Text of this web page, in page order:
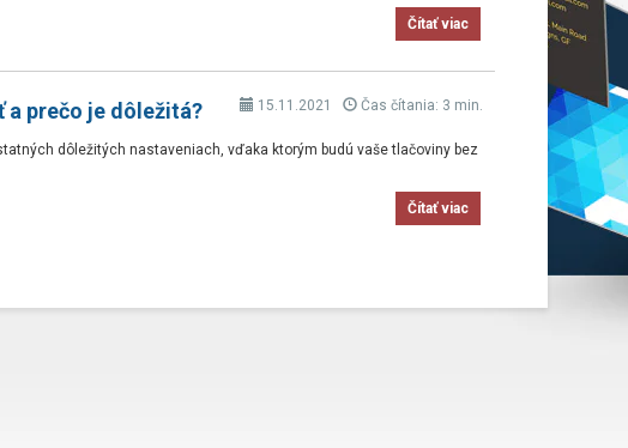
Čítať viac
15.11.2021 Čas čítania: 3 min.
a prečo je dôležitá?
dôležitých nastaveniach, vďaka ktorým budú vaše tlačoviny bez
Čítať viac